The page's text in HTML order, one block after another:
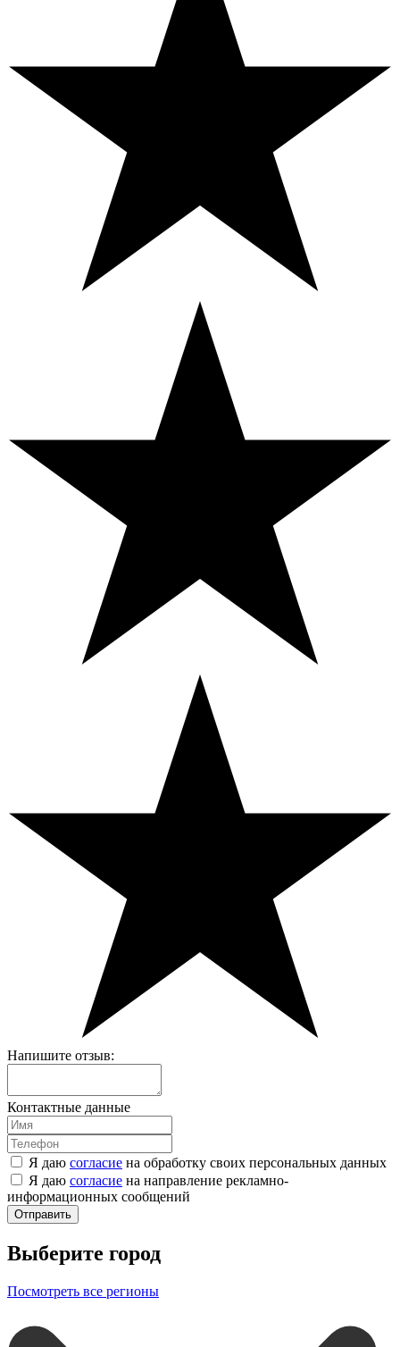
Напишите отзыв:
Контактные данные
Я даю согласие на обработку своих персональных данных
Я даю согласие на направление рекламно-
информационных сообщений
Отправить
Выберите город
Посмотреть все регионы